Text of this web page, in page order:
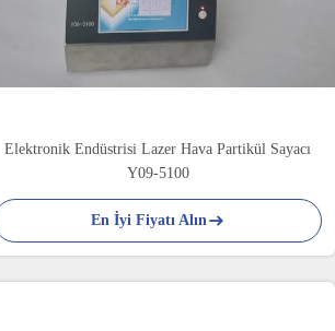
Elektronik Endüstrisi Lazer Hava Partikül Sayacı
Y09-5100
En İyi Fiyatı Alın